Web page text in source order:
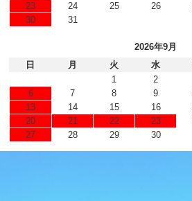
23
24 25 26
30
31
2026年9月
日
月 火 水
1
2
6
7 8 9
13
14 15 16
20
21 22 23
27
28 29 30